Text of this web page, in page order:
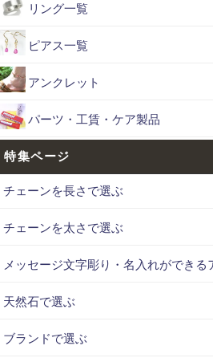
リング一覧
ピアス一覧
アンクレット
パーツ・工賃・ケア製品
特集ページ
チェーンを長さで選ぶ
チェーンを太さで選ぶ
メッセージ文字彫り・名入れができる
天然石で選ぶ
ブランドで選ぶ